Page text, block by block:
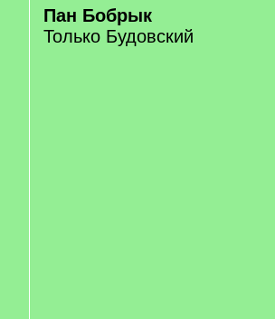
Пан Бобрык
Только Будовский